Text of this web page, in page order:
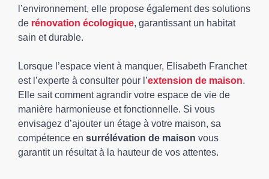
l’environnement, elle propose également des solutions
de rénovation écologique, garantissant un habitat
sain et durable.
Lorsque l’espace vient à manquer, Elisabeth Franchet
est l’experte à consulter pour l’extension de maison.
Elle sait comment agrandir votre espace de vie de
manière harmonieuse et fonctionnelle. Si vous
envisagez d’ajouter un étage à votre maison, sa
compétence en surrélévation de maison vous
garantit un résultat à la hauteur de vos attentes.